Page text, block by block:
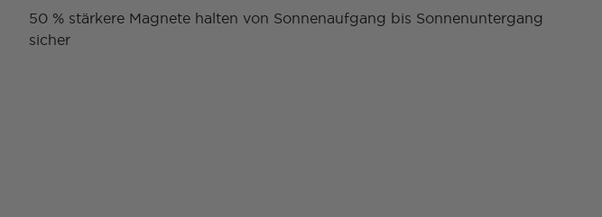
50 % stärkere Magnete halten von Sonnenaufgang bis Sonnenuntergang
sicher